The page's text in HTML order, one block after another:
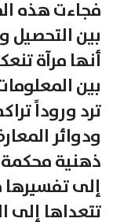
فجاءت هذه
بين التحصيل
أنها مرآة
بين
ترد وروداً
ودوائر
ذهنية
إلى تفسيرها
تتعداها إلى